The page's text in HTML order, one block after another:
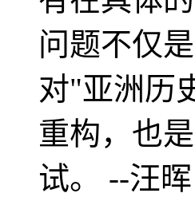
问题不仅
对"亚洲历
重构，也
试。 --汪